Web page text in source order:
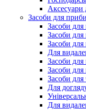
Аксесуари
Засоби для
Засоби
Засоби
Засоби для
Для
Засоби для
Засоби для
Засоби
Для
Для